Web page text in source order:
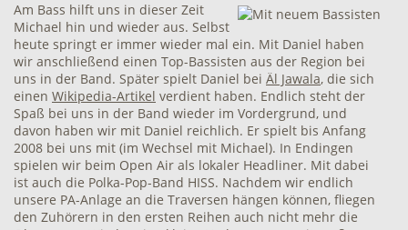
Am Bass hilft uns in dieser Zeit
Michael hin und wieder aus. Selbst
heute springt er immer wieder mal ein. Mit Daniel haben
wir anschließend einen Top-Bassisten aus der Region bei
uns in der Band. Später spielt Daniel bei Äl Jawala, die sich
einen Wikipedia-Artikel verdient haben. Endlich steht der
Spaß bei uns in der Band wieder im Vordergrund, und
davon haben wir mit Daniel reichlich. Er spielt bis Anfang
2008 bei uns mit (im Wechsel mit Michael). In Endingen
spielen wir beim Open Air als lokaler Headliner. Mit dabei
ist auch die Polka-Pop-Band HISS. Nachdem wir endlich
unsere PA-Anlage an die Traversen hängen können, fliegen
den Zuhörern in den ersten Reihen auch nicht mehr die